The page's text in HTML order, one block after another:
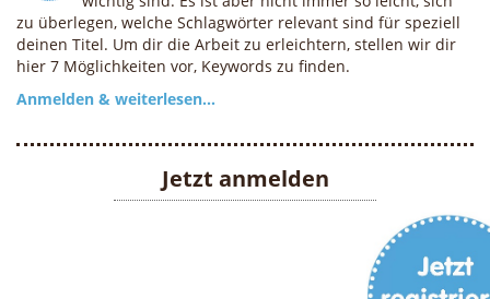
zu überlegen, welche Schlagwörter relevant sind für speziell
deinen Titel. Um dir die Arbeit zu erleichtern, stellen wir dir
hier 7 Möglichkeiten vor, Keywords zu finden.
Anmelden & weiterlesen...
Jetzt anmelden